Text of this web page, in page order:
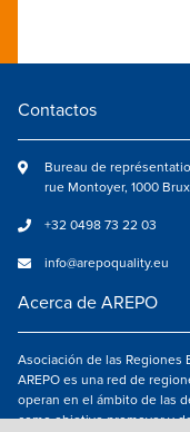
Contactos
Bureau de
rue Montoyer, 1000
+32 0498 73 22 03
info@arepoquality.eu
Acerca de AREPO
Asociación de las Regiones
AREPO es una red de
operan en el ámbito de las
como objetivo promover y